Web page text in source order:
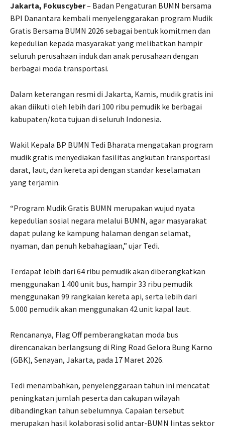
Jakarta, Fokuscyber– Badan Pengaturan BUMN bersama
BPI Danantara kembali menyelenggarakan program Mudik
Gratis Bersama BUMN 2026 sebagai bentuk komitmen dan
kepedulian kepada masyarakat yang melibatkan hampir
seluruh perusahaan induk dan anak perusahaan dengan
berbagai moda transportasi.
Dalam keterangan resmi di Jakarta, Kamis, mudik gratis ini
akan diikuti oleh lebih dari 100 ribu pemudik ke berbagai
kabupaten/kota tujuan di seluruh Indonesia.
Wakil Kepala BP BUMN Tedi Bharata mengatakan program
mudik gratis menyediakan fasilitas angkutan transportasi
darat, laut, dan kereta api dengan standar keselamatan
yang terjamin.
“Program Mudik Gratis BUMN merupakan wujud nyata
kepedulian sosial negara melalui BUMN, agar masyarakat
dapat pulang ke kampung halaman dengan selamat,
nyaman, dan penuh kebahagiaan,” ujar Tedi.
Terdapat lebih dari 64 ribu pemudik akan diberangkatkan
menggunakan 1.400 unit bus, hampir 33 ribu pemudik
menggunakan 99 rangkaian kereta api, serta lebih dari
5.000 pemudik akan menggunakan 42 unit kapal laut.
Rencananya, Flag Off pemberangkatan moda bus
direncanakan berlangsung di Ring Road Gelora Bung Karno
(GBK), Senayan, Jakarta, pada 17 Maret 2026.
Tedi menambahkan, penyelenggaraan tahun ini mencatat
peningkatan jumlah peserta dan cakupan wilayah
dibandingkan tahun sebelumnya. Capaian tersebut
merupakan hasil kolaborasi solid antar-BUMN lintas sektor